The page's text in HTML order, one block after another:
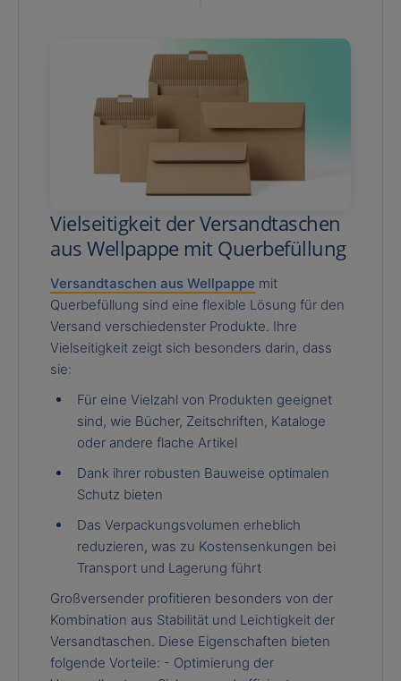
Vielseitigkeit der Versandtaschen
aus Wellpappe mit Querbefüllung
Versandtaschen aus Wellpappe mit
Querbefüllung sind eine flexible Lösung für den
Versand verschiedenster Produkte. Ihre
Vielseitigkeit zeigt sich besonders darin, dass
sie:
Für eine Vielzahl von Produkten geeignet
sind, wie Bücher, Zeitschriften, Kataloge
oder andere flache Artikel
Dank ihrer robusten Bauweise optimalen
Schutz bieten
Das Verpackungsvolumen erheblich
reduzieren, was zu Kostensenkungen bei
Transport und Lagerung führt
Großversender profitieren besonders von der
Kombination aus Stabilität und Leichtigkeit der
Versandtaschen. Diese Eigenschaften bieten
folgende Vorteile: - Optimierung der